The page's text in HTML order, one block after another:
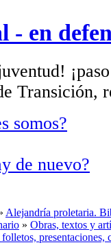
- en
Transición,
somos?
de nuevo?
Alejandría proletaria.
» Obras, textos y
presentaciones,